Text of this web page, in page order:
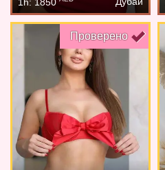
Проверено